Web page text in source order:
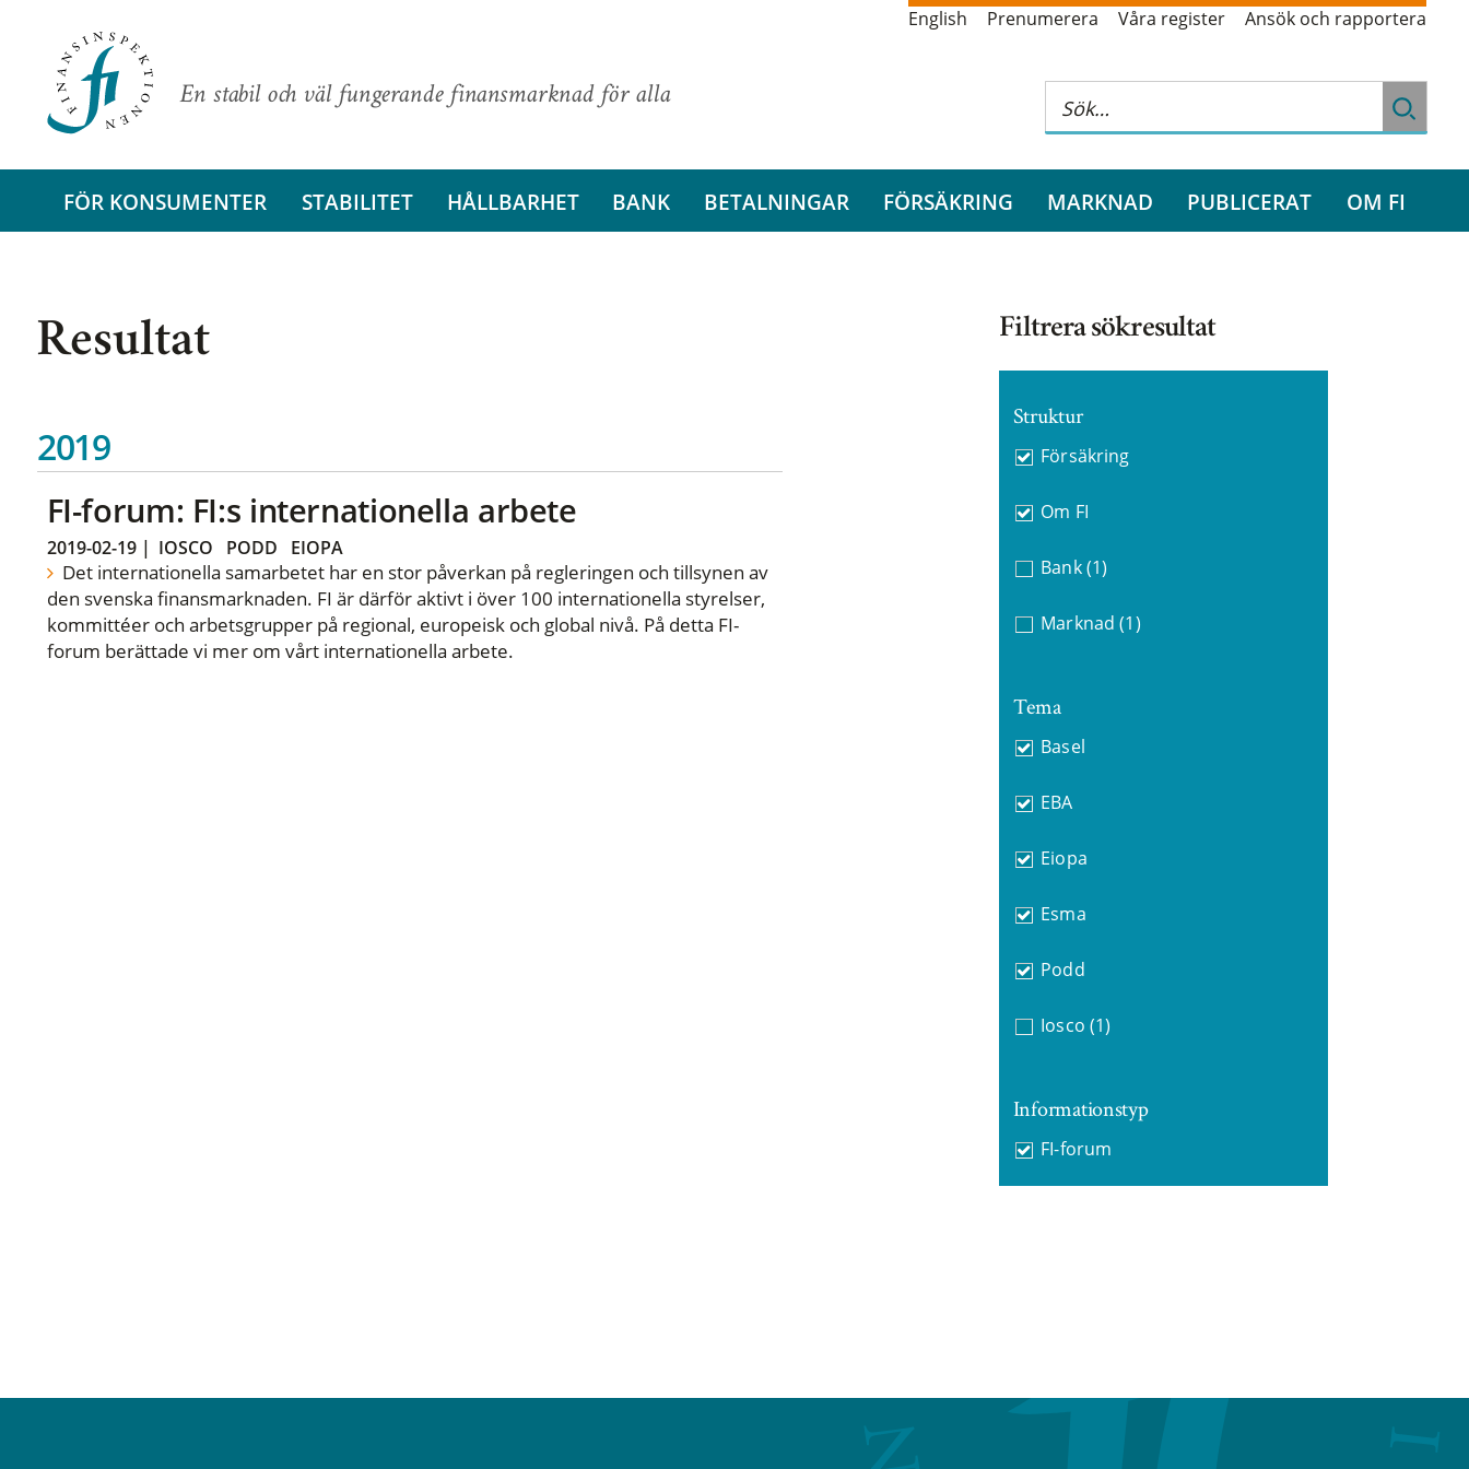
En stabil och väl fungerande finansmarknad för alla
English Prenumerera Våra register Ansök och rapportera
FÖR KONSUMENTER STABILITET HÅLLBARHET BANK BETALNINGAR FÖRSÄKRING MARKNAD PUBLICERAT OM FI
Resultat
2019
FI-forum: FI:s internationella arbete
2019-02-19| IOSCO PODD EIOPA
Det internationella samarbetet har en stor påverkan på regleringen och tillsynen av
den svenska finansmarknaden. FI är därför aktivt i över 100 internationella styrelser,
kommittéer och arbetsgrupper på regional, europeisk och global nivå. På detta FI-
forum berättade vi mer om vårt internationella arbete.
Filtrera sökresultat
Struktur
Försäkring
Om FI
Bank (1)
Marknad (1)
Tema
Basel
EBA
Eiopa
Esma
Podd
Iosco (1)
Informationstyp
FI-forum